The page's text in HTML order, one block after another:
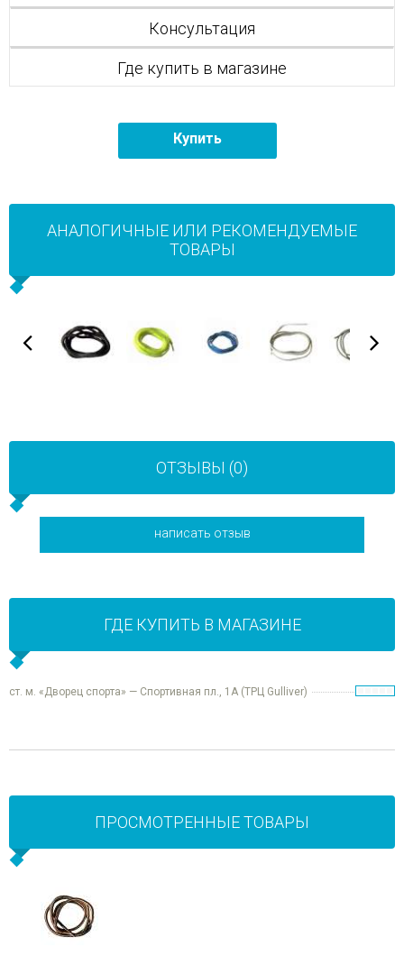
Консультация
Где купить в магазине
Купить
АНАЛОГИЧНЫЕ ИЛИ РЕКОМЕНДУЕМЫЕ
ТОВАРЫ
ОТЗЫВЫ (0)
написать отзыв
ГДЕ КУПИТЬ В МАГАЗИНЕ
ст. м. «Дворец спорта» — Спортивная пл., 1А (ТРЦ Gulliver)
ПРОСМОТРЕННЫЕ ТОВАРЫ